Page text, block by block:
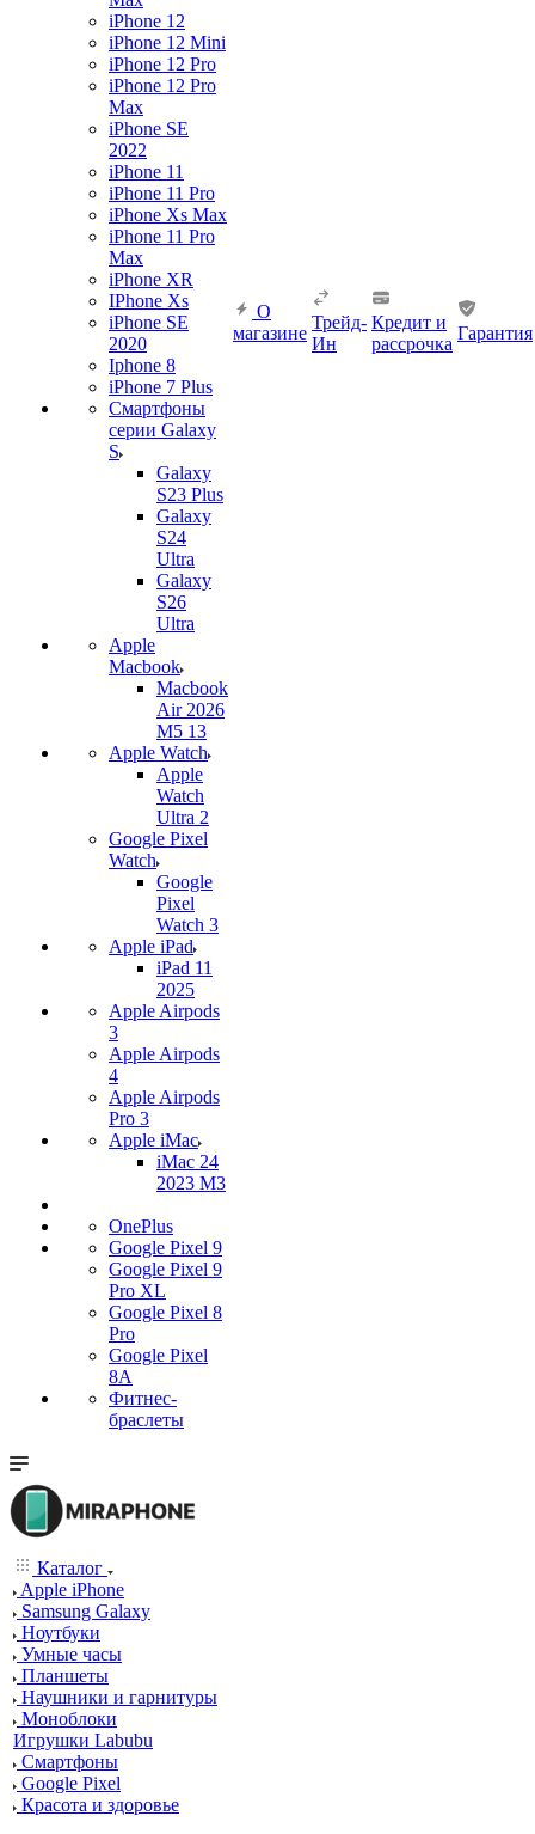
iPhone 12
iPhone 12 Mini
iPhone 12 Pro
iPhone 12 Pro
Max
iPhone SE
2022
iPhone 11
iPhone 11 Pro
iPhone Xs Max
iPhone 11 Pro
Max
iPhone XR
IPhone Xs
iPhone SE
2020
Iphone 8
iPhone 7 Plus
Смартфоны
серии Galaxy
S
Galaxy
S23 Plus
Galaxy
S24
Ultra
Galaxy
S26
Ultra
Apple
Macbook
Macbook
Air 2026
M5 13
Apple Watch
Apple
Watch
Ultra 2
Google Pixel
Watch
Google
Pixel
Watch 3
Apple iPad
iPad 11
2025
Apple Airpods
3
Apple Airpods
4
Apple Airpods
Pro 3
Apple iMac
iMac 24
2023 M3
OnePlus
Google Pixel 9
Google Pixel 9
Pro XL
Google Pixel 8
Pro
Google Pixel
8A
Фитнес-
браслеты
О
магазине
Трейд-
Ин
Кредит и
рассрочка
Гарантия
Каталог
Apple iPhone
Samsung Galaxy
Ноутбуки
Умные часы
Планшеты
Наушники и гарнитуры
Моноблоки
Игрушки Labubu
Смартфоны
Google Pixel
Красота и здоровье